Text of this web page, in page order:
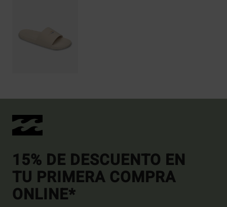
15% DE DESCUENTO EN
TU PRIMERA COMPRA
ONLINE*